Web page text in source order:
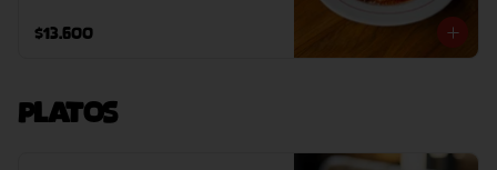
$13.600
Platos